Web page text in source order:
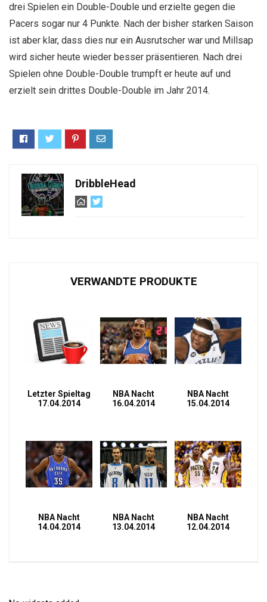
drei Spielen ein Double-Double und erzielte gegen die
Pacers sogar nur 4 Punkte. Nach der bisher starken Saison
ist aber klar, dass dies nur ein Ausrutscher war und Millsap
wird sicher heute wieder besser präsentieren. Nach drei
Spielen ohne Double-Double trumpft er heute auf und
erzielt sein drittes Double-Double im Jahr 2014.
DribbleHead
VERWANDTE PRODUKTE
Letzter Spieltag
17.04.2014
NBA Nacht
16.04.2014
NBA Nacht
15.04.2014
NBA Nacht
14.04.2014
NBA Nacht
13.04.2014
NBA Nacht
12.04.2014